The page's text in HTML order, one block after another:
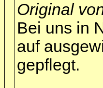
Original
Bei uns in
auf
gepflegt.